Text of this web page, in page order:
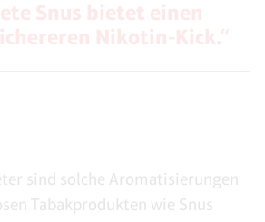
sind solche Aromatisierungen
Tabakprodukten wie Snus